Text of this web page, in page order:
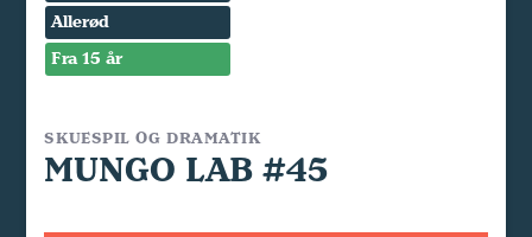
Allerød
Fra 15 år
SKUESPIL OG DRAMATIK
MUNGO LAB #45